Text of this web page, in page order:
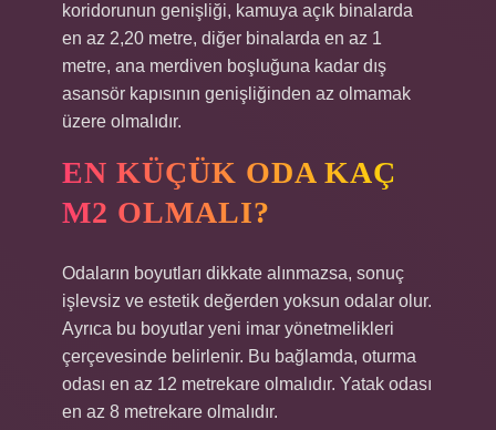
koridorunun genişliği, kamuya açık binalarda
en az 2,20 metre, diğer binalarda en az 1
metre, ana merdiven boşluğuna kadar dış
asansör kapısının genişliğinden az olmamak
üzere olmalıdır.
EN KÜÇÜK ODA KAÇ
M2 OLMALI?
Odaların boyutları dikkate alınmazsa, sonuç
işlevsiz ve estetik değerden yoksun odalar olur.
Ayrıca bu boyutlar yeni imar yönetmelikleri
çerçevesinde belirlenir. Bu bağlamda, oturma
odası en az 12 metrekare olmalıdır. Yatak odası
en az 8 metrekare olmalıdır.